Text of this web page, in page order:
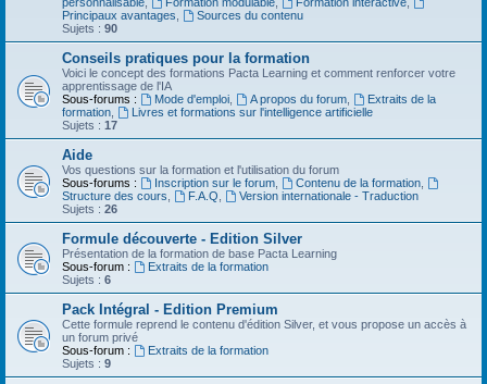
Principaux avantages
Sources du contenu
Sujets : 90
Conseils pratiques pour la formation
Voici le concept des formations Pacta Learning et comment renforcer votre
apprentissage de l'IA
Sous-forums :
Mode d'emploi, A propos du forum,
Extraits de la
formation
Livres et formations sur l'intelligence artificielle
Sujets : 17
Aide
Vos questions sur la formation et l'utilisation du forum
Sous-forums :
Inscription sur le forum, Contenu de la formation,
Structure des cours
F.A.Q
Version internationale - Traduction
Sujets : 26
Formule découverte - Edition Silver
Présentation de la formation de base Pacta Learning
Sous-forum :
Extraits de la formation
Sujets : 6
Pack Intégral - Edition Premium
Cette formule reprend le contenu d'édition Silver, et vous propose un accès à
un forum privé
Sous-forum :
Extraits de la formation
Sujets : 9